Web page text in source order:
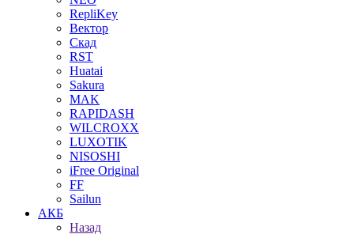
RepliKey
Вектор
Скад
RST
Huatai
Sakura
MAK
RAPIDASH
WILCROXX
LUXOTIK
NISOSHI
iFree Original
FF
Sailun
АКБ
Назад